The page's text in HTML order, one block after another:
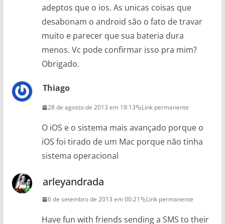
adeptos que o ios. As unicas coisas que
desabonam o android são o fato de travar
muito e parecer que sua bateria dura
menos. Vc pode confirmar isso pra mim?
Obrigado.
Thiago
28 de agosto de 2013 em 18:13 Link permanente
O iOS e o sistema mais avançado porque o
iOS foi tirado de um Mac porque não tinha
sistema operacional
arleyandrada
6 de setembro de 2013 em 00:21 Link permanente
Have fun with friends sending a SMS to their